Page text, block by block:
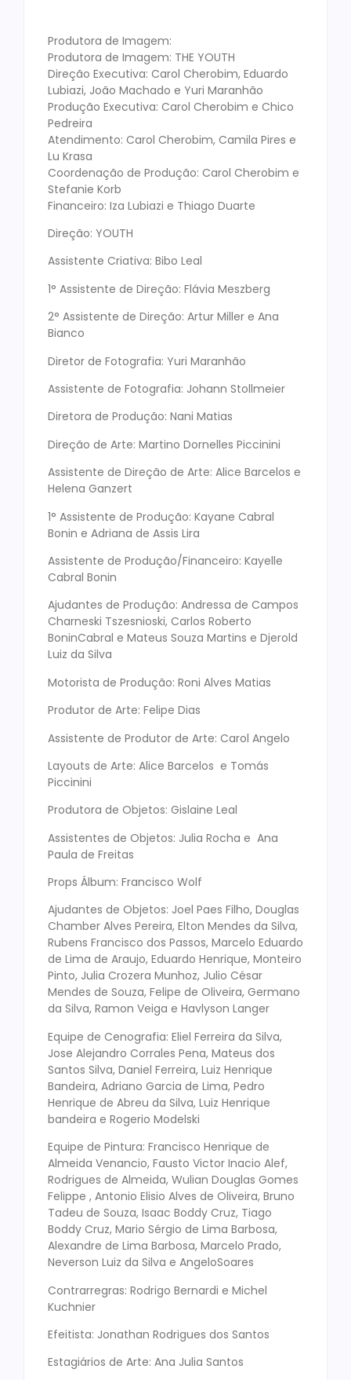
Produtora de Imagem:
Produtora de Imagem: THE YOUTH
Direção Executiva: Carol Cherobim, Eduardo
Lubiazi, João Machado e Yuri Maranhão
Produção Executiva: Carol Cherobim e Chico
Pedreira
Atendimento: Carol Cherobim, Camila Pires e
Lu Krasa
Coordenação de Produção: Carol Cherobim e
Stefanie Korb
Financeiro: Iza Lubiazi e Thiago Duarte
Direção: YOUTH
Assistente Criativa: Bibo Leal
1° Assistente de Direção: Flávia Meszberg
2° Assistente de Direção: Artur Miller e Ana
Bianco
Diretor de Fotografia: Yuri Maranhão
Assistente de Fotografia: Johann Stollmeier
Diretora de Produção: Nani Matias
Direção de Arte: Martino Dornelles Piccinini
Assistente de Direção de Arte: Alice Barcelos e
Helena Ganzert
1° Assistente de Produção: Kayane Cabral
Bonin e Adriana de Assis Lira
Assistente de Produção/Financeiro: Kayelle
Cabral Bonin
Ajudantes de Produção: Andressa de Campos
Charneski Tszesnioski, Carlos Roberto
BoninCabral e Mateus Souza Martins e Djerold
Luiz da Silva
Motorista de Produção: Roni Alves Matias
Produtor de Arte: Felipe Dias
Assistente de Produtor de Arte: Carol Angelo
Layouts de Arte: Alice Barcelos e Tomás
Piccinini
Produtora de Objetos: Gislaine Leal
Assistentes de Objetos: Julia Rocha e Ana
Paula de Freitas
Props Álbum: Francisco Wolf
Ajudantes de Objetos: Joel Paes Filho, Douglas
Chamber Alves Pereira, Elton Mendes da Silva,
Rubens Francisco dos Passos, Marcelo Eduardo
de Lima de Araujo, Eduardo Henrique, Monteiro
Pinto, Julia Crozera Munhoz, Julio César
Mendes de Souza, Felipe de Oliveira, Germano
da Silva, Ramon Veiga e Havlyson Langer
Equipe de Cenografia: Eliel Ferreira da Silva,
Jose Alejandro Corrales Pena, Mateus dos
Santos Silva, Daniel Ferreira, Luiz Henrique
Bandeira, Adriano Garcia de Lima, Pedro
Henrique de Abreu da Silva, Luiz Henrique
bandeira e Rogerio Modelski
Equipe de Pintura: Francisco Henrique de
Almeida Venancio, Fausto Victor Inacio Alef,
Rodrigues de Almeida, Wulian Douglas Gomes
Felippe , Antonio Elisio Alves de Oliveira, Bruno
Tadeu de Souza, Isaac Boddy Cruz, Tiago
Boddy Cruz, Mario Sérgio de Lima Barbosa,
Alexandre de Lima Barbosa, Marcelo Prado,
Neverson Luiz da Silva e AngeloSoares
Contrarregras: Rodrigo Bernardi e Michel
Kuchnier
Efeitista: Jonathan Rodrigues dos Santos
Estagiários de Arte: Ana Julia Santos